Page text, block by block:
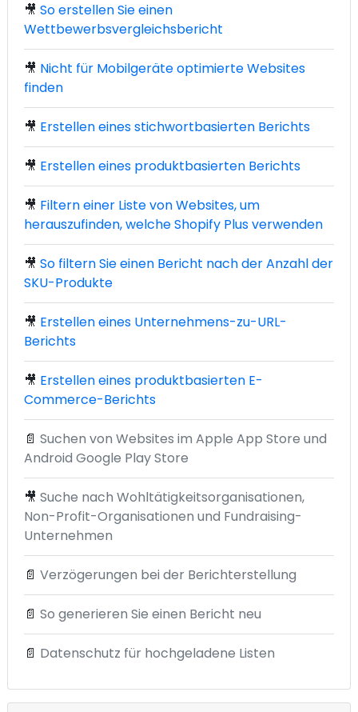
🎥 So erstellen Sie einen
Wettbewerbsvergleichsbericht
🎥 Nicht für Mobilgeräte optimierte Websites
finden
🎥 Erstellen eines stichwortbasierten Berichts
🎥 Erstellen eines produktbasierten Berichts
🎥 Filtern einer Liste von Websites, um
herauszufinden, welche Shopify Plus verwenden
🎥 So filtern Sie einen Bericht nach der Anzahl der
SKU-Produkte
🎥 Erstellen eines Unternehmens-zu-URL-
Berichts
🎥 Erstellen eines produktbasierten E-
Commerce-Berichts
📄 Suchen von Websites im Apple App Store und
Android Google Play Store
🎥 Suche nach Wohltätigkeitsorganisationen,
Non-Profit-Organisationen und Fundraising-
Unternehmen
📄 Verzögerungen bei der Berichterstellung
📄 So generieren Sie einen Bericht neu
📄 Datenschutz für hochgeladene Listen